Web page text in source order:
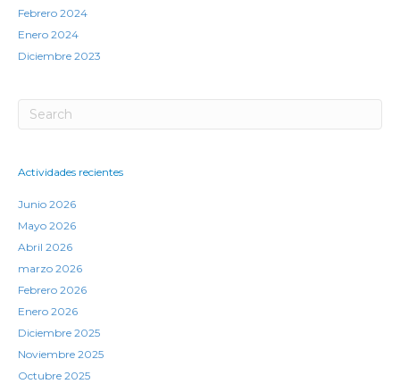
Febrero 2024
Enero 2024
Diciembre 2023
Actividades recientes
Junio 2026
Mayo 2026
Abril 2026
marzo 2026
Febrero 2026
Enero 2026
Diciembre 2025
Noviembre 2025
Octubre 2025